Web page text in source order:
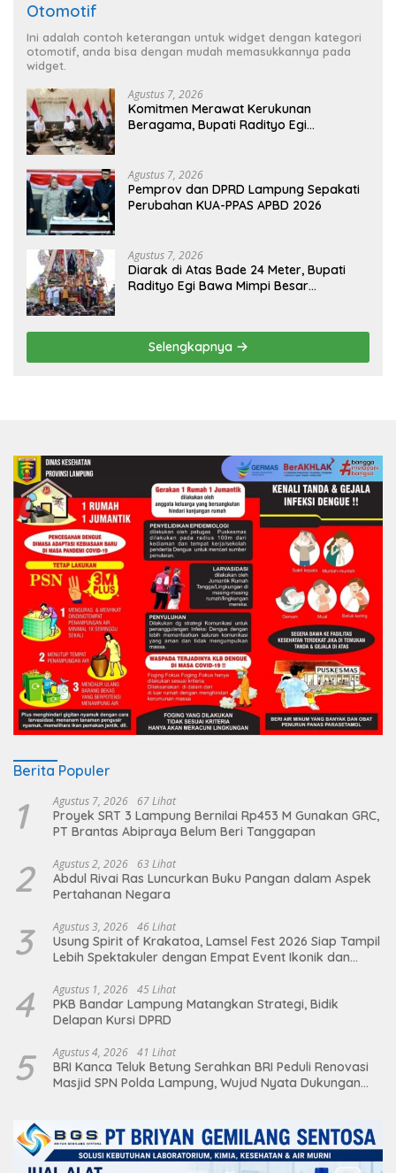
Otomotif
Ini adalah contoh keterangan untuk widget dengan kategori
otomotif, anda bisa dengan mudah memasukkannya pada
widget.
Agustus 7, 2026
Komitmen Merawat Kerukunan
Beragama, Bupati Radityo Egi
Agustus 7, 2026
Pemprov dan DPRD Lampung Sepakati
Perubahan KUA-PPAS APBD 2026
Agustus 7, 2026
Diarak di Atas Bade 24 Meter, Bupati
Radityo Egi Bawa Mimpi Besar
Selengkapnya
Berita Populer
1 Agustus 7, 2026 67 Lihat
Proyek SRT 3 Lampung Bernilai Rp453 M Gunakan GRC,
PT Brantas Abipraya Belum Beri Tanggapan
2 Agustus 2, 2026 63 Lihat
Abdul Rivai Ras Luncurkan Buku Pangan dalam Aspek
Pertahanan Negara
3 Agustus 3, 2026 46 Lihat
Usung Spirit of Krakatoa, Lamsel Fest 2026 Siap Tampil
Lebih Spektakuler dengan Empat Event Ikonik dan
4 Agustus 1, 2026 45 Lihat
PKB Bandar Lampung Matangkan Strategi, Bidik
Delapan Kursi DPRD
5 Agustus 4, 2026 41 Lihat
BRI Kanca Teluk Betung Serahkan BRI Peduli Renovasi
Masjid SPN Polda Lampung, Wujud Nyata Dukungan